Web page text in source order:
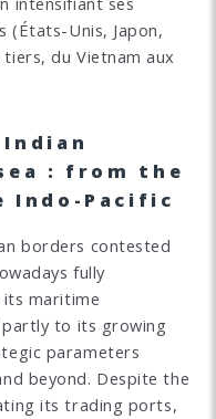
(États-Unis, Japon,
du Vietnam aux
: from the
Indo-Pacific
borders contested
fully
its maritime
to its growing
parameters
beyond. Despite the
its trading ports,